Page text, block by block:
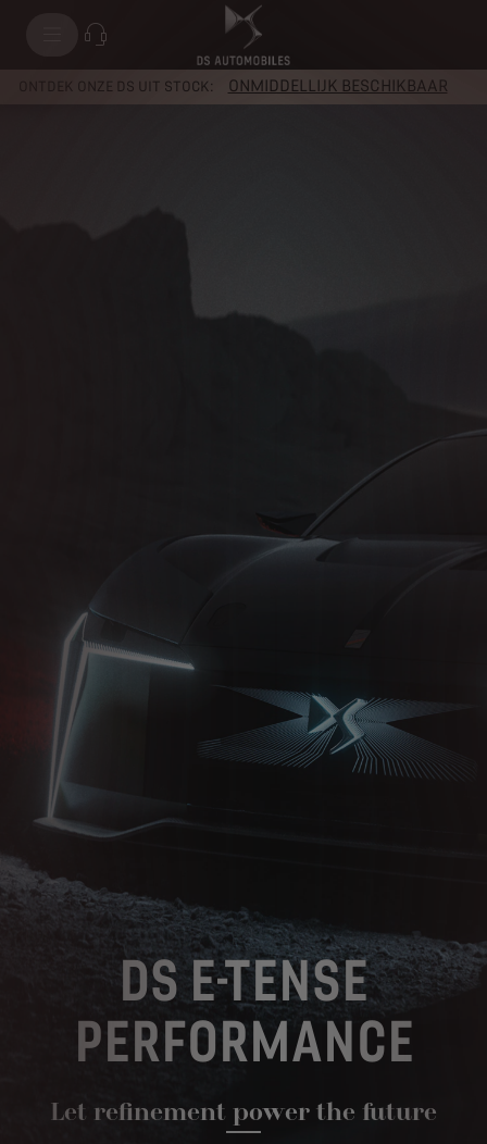
ONTDEK ONZE DS UIT STOCK: ONMIDDELLIJK BESCHIKBAAR
DS E-TENSE
PERFORMANCE
Let refinement power the future